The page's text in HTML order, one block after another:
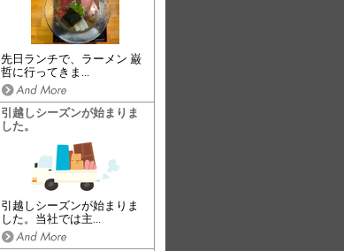
先日ランチで、ラーメン 巌
哲に行ってきま...
引越しシーズンが始まりま
した。
引越しシーズンが始まりま
した。当社では主...